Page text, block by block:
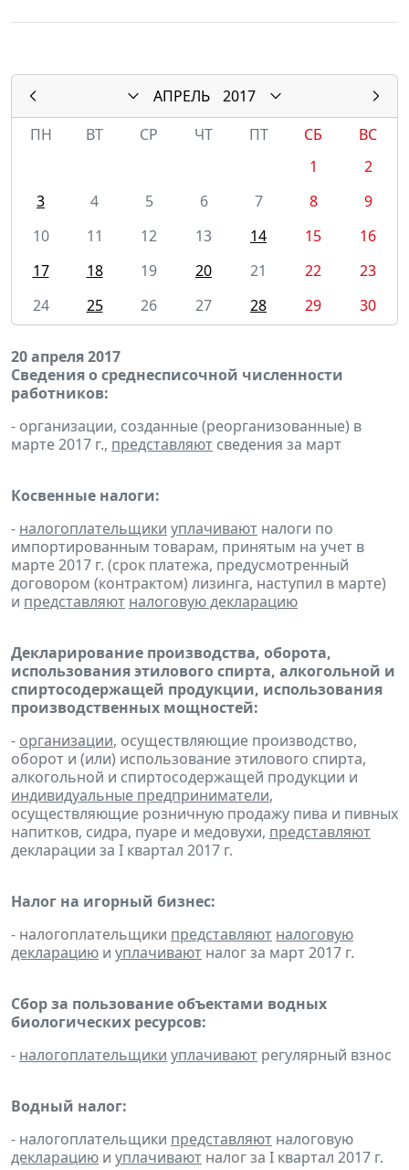
АПРЕЛЬ
2017
ПН
ВТ СР ЧТ ПТ СБ
ВС
1
2
3
4 5 6 7 8
9
10
11 12 13 14 15
16
17
18 19 20 21 22
23
24
25 26 27 28 29 30
20 апреля 2017
Сведения о среднесписочной численности
работников:
- организации, созданные (реорганизованные) в
марте 2017 г., представляют сведения за март
Косвенные налоги:
- налогоплательщики уплачивают налоги по
импортированным товарам, принятым на учет в
марте 2017 г. (срок платежа, предусмотренный
договором (контрактом) лизинга, наступил в марте)
и представляют налоговую декларацию
Декларирование производства, оборота,
использования этилового спирта, алкогольной и
спиртосодержащей продукции, использования
производственных мощностей:
- организации, осуществляющие производство,
оборот и (или) использование этилового спирта,
алкогольной и спиртосодержащей продукции и
индивидуальные предприниматели,
осуществляющие розничную продажу пива и пивных
напитков, сидра, пуаре и медовухи, представляют
декларации за I квартал 2017 г.
Налог на игорный бизнес:
- налогоплательщики представляют налоговую
декларацию и уплачивают налог за март 2017 г.
Сбор за пользование объектами водных
биологических ресурсов:
- налогоплательщики уплачивают регулярный взнос
Водный налог:
- налогоплательщики представляют налоговую
декларацию и уплачивают налог за I квартал 2017 г.